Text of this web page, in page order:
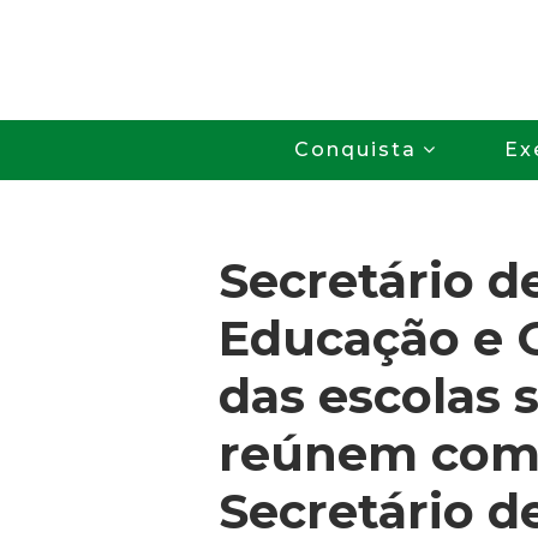
Conquista
Secretário
Educação e
das escolas
reúnem
Secretário